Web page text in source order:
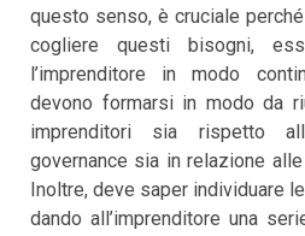
questo senso, è cruciale
cogliere questi bisogni,
l’imprenditore in modo
devono formarsi in modo da
imprenditori sia rispetto
governance sia in relazione
Inoltre, deve saper individuare
dando all’imprenditore una